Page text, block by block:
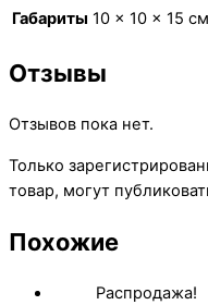
Габариты 10 × 10 × 15 см
Отзывы
Отзывов пока нет.
Только
товар, могут
Похожие
Распродажа!